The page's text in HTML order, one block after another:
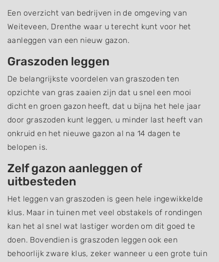
Een overzicht van bedrijven in de omgeving van
Weiteveen, Drenthe waar u terecht kunt voor het
aanleggen van een nieuw gazon.
Graszoden leggen
De belangrijkste voordelen van graszoden ten
opzichte van gras zaaien zijn dat u snel een mooi
dicht en groen gazon heeft, dat u bijna het hele jaar
door graszoden kunt leggen, u minder last heeft van
onkruid en het nieuwe gazon al na 14 dagen te
belopen is.
Zelf gazon aanleggen of
uitbesteden
Het leggen van graszoden is geen hele ingewikkelde
klus. Maar in tuinen met veel obstakels of rondingen
kan het al snel wat lastiger worden om dit goed te
doen. Bovendien is graszoden leggen ook een
behoorlijk zware klus, zeker wanneer u een grote tuin